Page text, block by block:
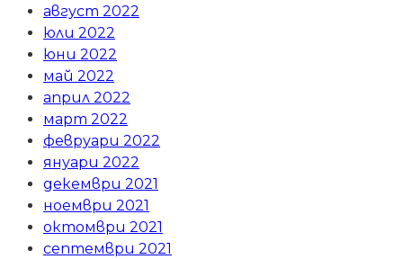
август 2022
юли 2022
юни 2022
май 2022
април 2022
март 2022
февруари 2022
януари 2022
декември 2021
ноември 2021
октомври 2021
септември 2021